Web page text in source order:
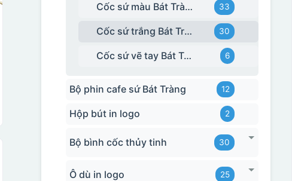
Cốc sứ màu Bát Tràng 33
Cốc sứ trắng Bát Tràng 30
Cốc sứ vẽ tay Bát Tràng 6
Bộ phin cafe sứ Bát Tràng 12
Hộp bút in logo 2
Bộ bình cốc thủy tinh 30
Ô dù in logo 25